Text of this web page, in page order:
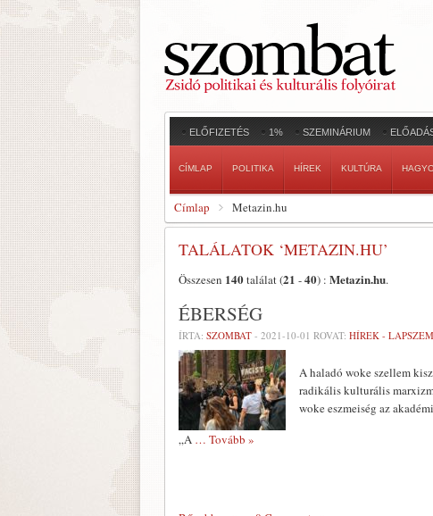
ELŐFIZETÉS 1% SZEMINÁRIUM
CÍMLAP POLITIKA HÍREK KULTÚRA
Címlap Metazin.hu
TALÁLATOK ‘METAZIN.HU’
Összesen 140találat (21 -40) : Metazin.hu.
ÉBERSÉG
ÍRTA: SZOMBAT - 2021-10-01 ROVAT: HÍREK -
A haladó woke szellem
radikális kulturális
woke eszmeiség az
„A … Tovább »